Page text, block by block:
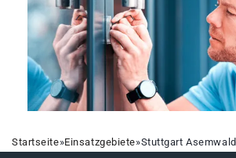
Startseite»Einsatzgebiete»Stuttgart Asemwald